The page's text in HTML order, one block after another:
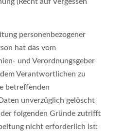
personenbezogener
hat das vom
und Verordnungsgeber
Verantwortlichen zu
betreffenden
unverzüglich gelöscht
folgenden Gründe zutrifft
nicht erforderlich ist: